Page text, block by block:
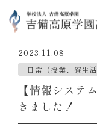
2023.11.08
日常（授業、寮生活
【情報システ
きました！